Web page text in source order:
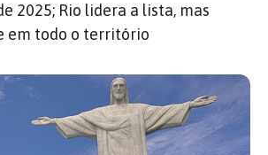
2025; Rio lidera a lista, mas
em todo o território